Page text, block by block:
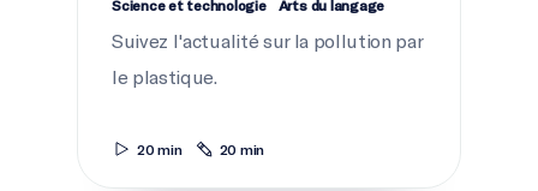
Science et technologie Arts du langage
Suivez l'actualité sur la pollution par
le plastique.
20 min 20 min